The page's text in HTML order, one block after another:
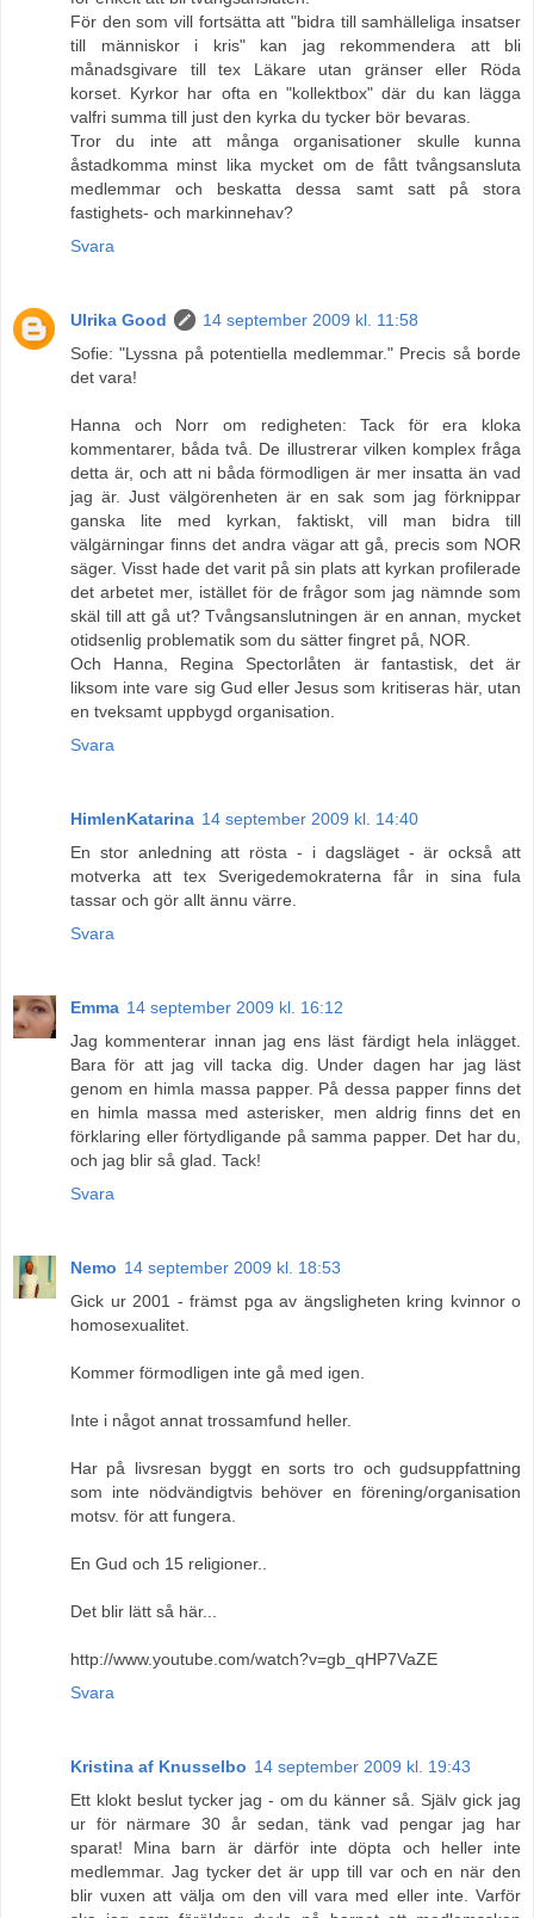
För den som vill fortsätta att "bidra till samhälleliga insatser
till människor i kris" kan jag rekommendera att bli
månadsgivare till tex Läkare utan gränser eller Röda
korset. Kyrkor har ofta en "kollektbox" där du kan lägga
valfri summa till just den kyrka du tycker bör bevaras.
Tror du inte att många organisationer skulle kunna
åstadkomma minst lika mycket om de fått tvångsansluta
medlemmar och beskatta dessa samt satt på stora
fastighets- och markinnehav?
Svara
Ulrika Good
14 september 2009 kl. 11:58
Sofie: "Lyssna på potentiella medlemmar." Precis så borde
det vara!
Hanna och Norr om redigheten: Tack för era kloka
kommentarer, båda två. De illustrerar vilken komplex fråga
detta är, och att ni båda förmodligen är mer insatta än vad
jag är. Just välgörenheten är en sak som jag förknippar
ganska lite med kyrkan, faktiskt, vill man bidra till
välgärningar finns det andra vägar att gå, precis som NOR
säger. Visst hade det varit på sin plats att kyrkan profilerade
det arbetet mer, istället för de frågor som jag nämnde som
skäl till att gå ut? Tvångsanslutningen är en annan, mycket
otidsenlig problematik som du sätter fingret på, NOR.
Och Hanna, Regina Spectorlåten är fantastisk, det är
liksom inte vare sig Gud eller Jesus som kritiseras här, utan
en tveksamt uppbygd organisation.
Svara
HimlenKatarina 14 september 2009 kl. 14:40
En stor anledning att rösta - i dagsläget - är också att
motverka att tex Sverigedemokraterna får in sina fula
tassar och gör allt ännu värre.
Svara
Emma 14 september 2009 kl. 16:12
Jag kommenterar innan jag ens läst färdigt hela inlägget.
Bara för att jag vill tacka dig. Under dagen har jag läst
genom en himla massa papper. På dessa papper finns det
en himla massa med asterisker, men aldrig finns det en
förklaring eller förtydligande på samma papper. Det har du,
och jag blir så glad. Tack!
Svara
Nemo 14 september 2009 kl. 18:53
Gick ur 2001 - främst pga av ängsligheten kring kvinnor o
homosexualitet.
Kommer förmodligen inte gå med igen.
Inte i något annat trossamfund heller.
Har på livsresan byggt en sorts tro och gudsuppfattning
som inte nödvändigtvis behöver en förening/organisation
motsv. för att fungera.
En Gud och 15 religioner..
Det blir lätt så här...
http://www.youtube.com/watch?v=gb_qHP7VaZE
Svara
Kristina af Knusselbo 14 september 2009 kl. 19:43
Ett klokt beslut tycker jag - om du känner så. Själv gick jag
ur för närmare 30 år sedan, tänk vad pengar jag har
sparat! Mina barn är därför inte döpta och heller inte
medlemmar. Jag tycker det är upp till var och en när den
blir vuxen att välja om den vill vara med eller inte. Varför